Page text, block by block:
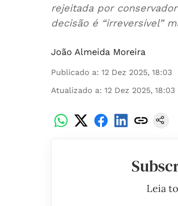
rejeitada por
decisão é “irreversível”
João Almeida Moreira
Publicado a: 12 Dez 2025, 18:03
Atualizado a: 12 Dez 2025, 18:03
Leia